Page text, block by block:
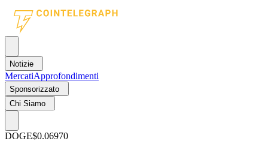
Notizie
MercatiApprofondimenti
Sponsorizzato
Chi Siamo
DOGE$0.06970